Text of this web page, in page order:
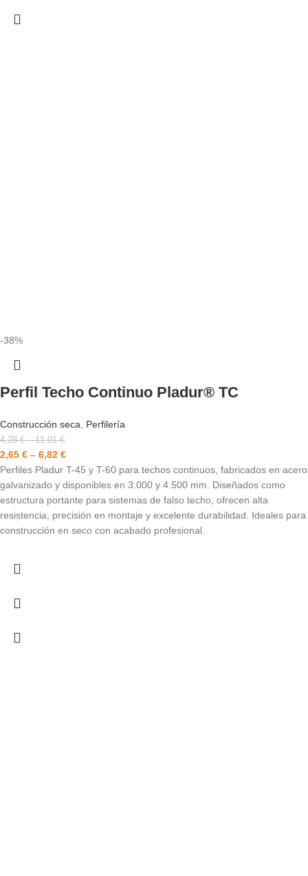
-38%
Perfil Techo Continuo Pladur® TC
Construcción seca, Perfilería
4,28€–11,01€
2,65 € – 6,82 €
Perfiles Pladur T-45 y T-60 para techos continuos, fabricados en acero
galvanizado y disponibles en 3.000 y 4.500 mm. Diseñados como
estructura portante para sistemas de falso techo, ofrecen alta
resistencia, precisión en montaje y excelente durabilidad. Ideales para
construcción en seco con acabado profesional.